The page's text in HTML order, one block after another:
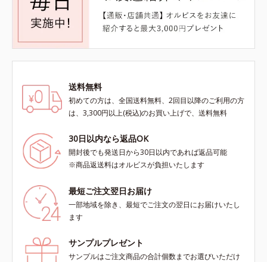
送料無料
初めての方は、全国送料無料、2回目以降のご利用の方
は、3,300円以上(税込)のお買い上げで、送料無料
30日以内なら返品OK
開封後でも発送日から30日以内であれば返品可能
※商品返送料はオルビスが負担いたします
最短ご注文翌日お届け
一部地域を除き、最短でご注文の翌日にお届けいたし
ます
サンプルプレゼント
サンプルはご注文商品の合計個数までお選びいただけ